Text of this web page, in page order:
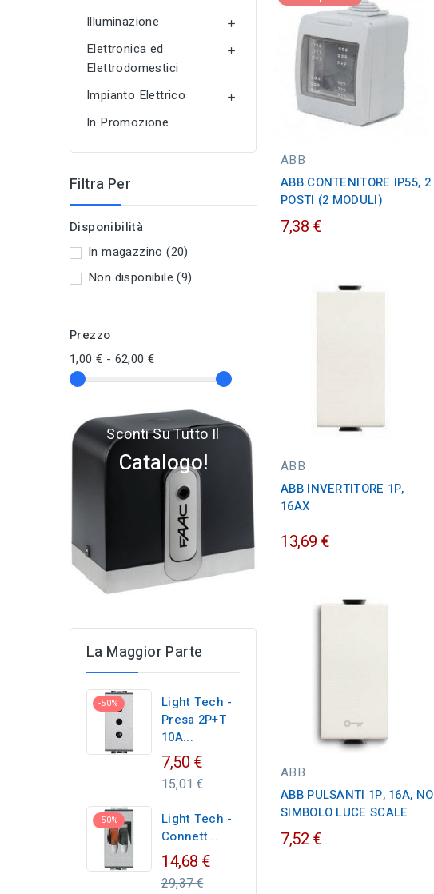
Illuminazione 
Elettronica ed
Elettrodomestici

Impianto Elettrico 
In Promozione
Filtra Per
Disponibilità
In magazzino(20)
Non disponibile(9)
Prezzo
1,00 € - 62,00 €
Sconti Su Tutto Il
Catalogo!
La Maggior Parte
-50%
Light Tech -
Presa 2P+T
10A...
7,50 €Regular
price
15,01 €
-50%
Light Tech -
Connett...
14,68 €Regular
29,37 €
ABB
ABB CONTENITORE IP55, 2
POSTI (2 MODULI)
7,38 €
ABB
ABB INVERTITORE 1P,
16AX
13,69 €
ABB
ABB PULSANTI 1P, 16A, NO
SIMBOLO LUCE SCALE
7,52 €